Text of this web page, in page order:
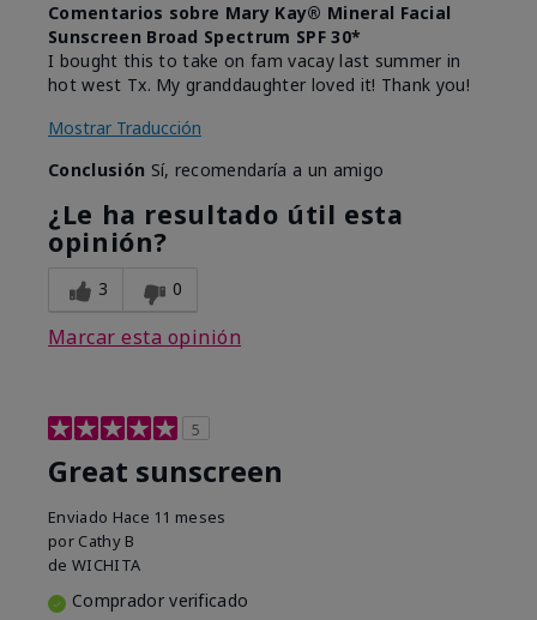
Comentarios sobre Mary Kay® Mineral Facial
Sunscreen Broad Spectrum SPF 30*
I bought this to take on fam vacay last summer in
hot west Tx. My granddaughter loved it! Thank you!
Mostrar Traducción
Conclusión Sí, recomendaría a un amigo
¿Le ha resultado útil esta
opinión?
3 0
Marcar esta opinión
5
Great sunscreen
Enviado Hace 11 meses
por Cathy B
de WICHITA
Comprador verificado